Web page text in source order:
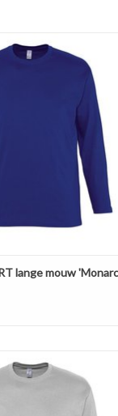
hals 'Monarch' van
in 11 kleuren in de
heavy jersey half
nek- en schoudernaden.
rib halsboord.
AAN WINKELWAGEN
lange mouw
van
in de maten S t/m 5XL!
heavy jersey half